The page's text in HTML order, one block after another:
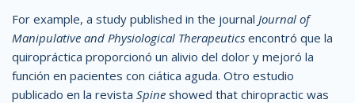
For example, a study published in the journal Journal of
Manipulative and Physiological Therapeutics encontró que la
quiropráctica proporcionó un alivio del dolor y mejoró la
función en pacientes con ciática aguda. Otro estudio
publicado en la revista Spine showed that chiropractic was